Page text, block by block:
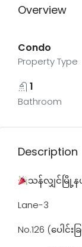
Overview
Condo
Property Type
1
Bathroom
Description
သန်လျှင်မြို့န
Lane-3
No.126 (ပေါင်းခ